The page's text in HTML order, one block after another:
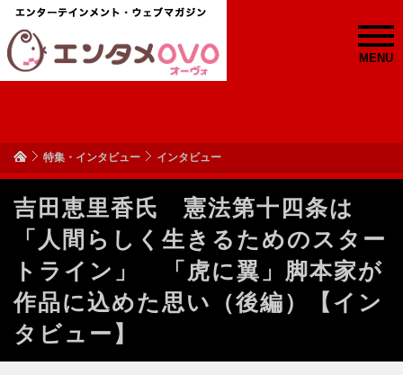
MENU
特集・インタビュー インタビュー
吉田恵里香氏 憲法第十四条は
「人間らしく生きるためのスター
トライン」 「虎に翼」脚本家が
作品に込めた思い（後編）【イン
タビュー】